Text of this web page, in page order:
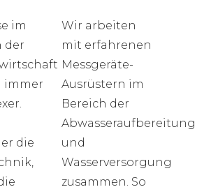
im
der
immer
die
Wir arbeiten
mit erfahrenen
Messgeräte-
Ausrüstern im
Bereich der
Abwasseraufbereitung
und
Wasserversorgung
zusammen. So